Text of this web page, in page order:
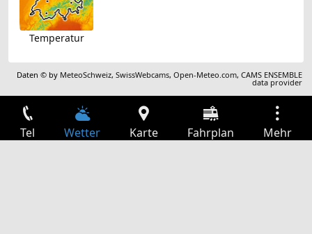
Temperatur
Daten © by MeteoSchweiz,SwissWebcams,Open-Meteo.com,CAMS ENSEMBLE
data provider
Tel Wetter Karte Fahrplan Mehr